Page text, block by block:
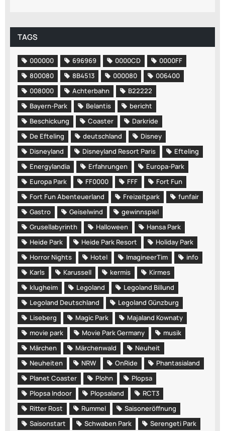
TAGS
000000 696969 0000CD
0000FF
800080
8B4513 000080
006400
008000
Achterbahn
B22222
Bayern-Park
Belantis
bericht
Beschickung
Coaster
Darkride
De Efteling
deutschland
Disney
Disneyland
Disneyland Resort Paris
Efteling
Energylandia
Erfahrungen
Europa-Park
Europa Park
FF0000 FFF
Fort Fun
Fort Fun Abenteuerland
Freizeitpark
funfair
Gastro
Geiselwind
gewinnspiel
Grusellabyrinth
Halloween
Hansa Park
Heide Park
Heide Park Resort
Holiday Park
Horror Nights
Hotel ImagineerTim
info
Karls
Karussell kermis
Kirmes
klugheim
Legoland
Legoland Billund
Legoland Deutschland
Legoland Günzburg
Liseberg
Magic Park
Majaland Kownaty
movie park
Movie Park Germany
musik
Märchen
Märchenwald
Neuheit
Neuheiten
NRW OnRide
Phantasialand
Planet Coaster
Plohn
Plopsa
Plopsa Indoor
Plopsaland
RCT3
Ritter Rost
Rummel
Saisoneröffnung
Saisonstart
Schwaben Park
Serengeti Park